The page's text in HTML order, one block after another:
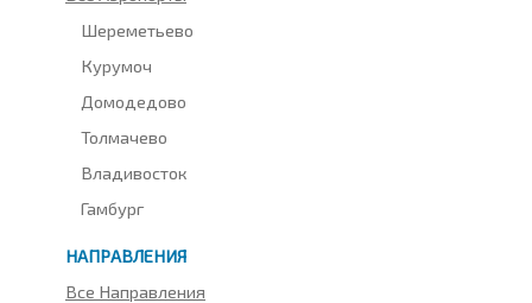
Шереметьево
Курумоч
Домодедово
Толмачево
Владивосток
Гамбург
НАПРАВЛЕНИЯ
Все Направления